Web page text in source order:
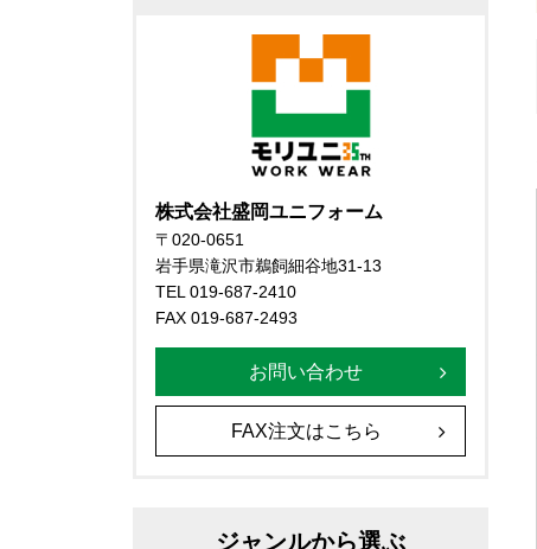
株式会社盛岡ユニフォーム
〒020-0651
岩手県滝沢市鵜飼細谷地31-13
TEL 019-687-2410
FAX 019-687-2493
お問い合わせ
FAX注文はこちら
ジャンルから選ぶ